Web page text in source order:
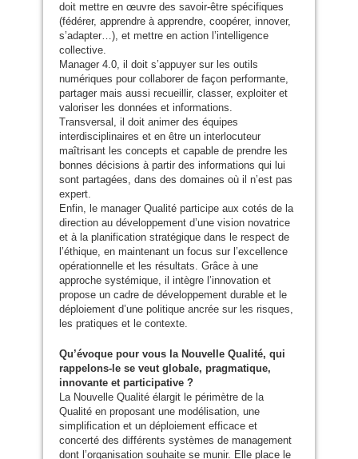
doit mettre en œuvre des savoir-être spécifiques
(fédérer, apprendre à apprendre, coopérer, innover,
s’adapter…), et mettre en action l’intelligence
collective.
Manager 4.0, il doit s’appuyer sur les outils
numériques pour collaborer de façon performante,
partager mais aussi recueillir, classer, exploiter et
valoriser les données et informations.
Transversal, il doit animer des équipes
interdisciplinaires et en être un interlocuteur
maîtrisant les concepts et capable de prendre les
bonnes décisions à partir des informations qui lui
sont partagées, dans des domaines où il n’est pas
expert.
Enfin, le manager Qualité participe aux cotés de la
direction au développement d’une vision novatrice
et à la planification stratégique dans le respect de
l’éthique, en maintenant un focus sur l’excellence
opérationnelle et les résultats. Grâce à une
approche systémique, il intègre l’innovation et
propose un cadre de développement durable et le
déploiement d’une politique ancrée sur les risques,
les pratiques et le contexte.
Qu’évoque pour vous la Nouvelle Qualité, qui
rappelons-le se veut globale, pragmatique,
innovante et participative ?
La Nouvelle Qualité élargit le périmètre de la
Qualité en proposant une modélisation, une
simplification et un déploiement efficace et
concerté des différents systèmes de management
dont l’organisation souhaite se munir. Elle place le